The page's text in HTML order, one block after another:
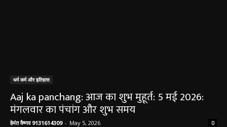
धर्म कर्म और इतिहास
Aaj ka panchang: आज का शुभ मुहूर्त: 5 मई 2026:
मंगलवार का पंचांग और शुभ समय
हेमंत वैष्णव 9131614309 - May 5, 2026 0